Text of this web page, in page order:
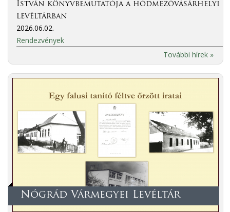
István könyvbemutatója a hódmezővásárhelyi
levéltárban
2026.06.02.
Rendezvények
További hírek »
Nógrád Vármegyei Levéltár